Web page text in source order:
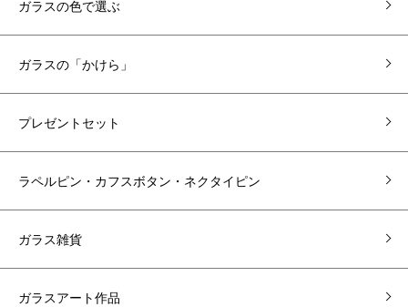
ガラスの色で選ぶ
ガラスの「かけら」
プレゼントセット
ラペルピン・カフスボタン・ネクタイピン
ガラス雑貨
ガラスアート作品